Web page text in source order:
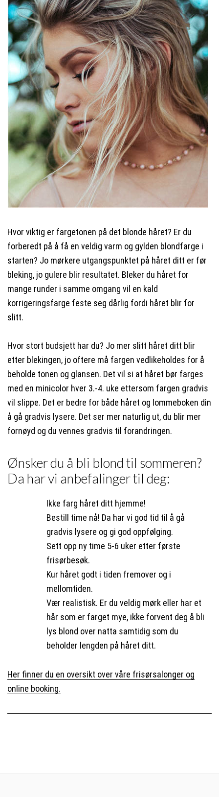
Hvor viktig er fargetonen på det blonde håret? Er du
forberedt på å få en veldig varm og gylden blondfarge i
starten? Jo mørkere utgangspunktet på håret ditt er før
bleking, jo gulere blir resultatet. Bleker du håret for
mange runder i samme omgang vil en kald
korrigeringsfarge feste seg dårlig fordi håret blir for
slitt.
Hvor stort budsjett har du? Jo mer slitt håret ditt blir
etter blekingen, jo oftere må fargen vedlikeholdes for å
beholde tonen og glansen. Det vil si at håret bør farges
med en minicolor hver 3.-4. uke ettersom fargen gradvis
vil slippe. Det er bedre for både håret og lommeboken din
å gå gradvis lysere. Det ser mer naturlig ut, du blir mer
fornøyd og du vennes gradvis til forandringen.
Ønsker du å bli blond til sommeren?
Da har vi anbefalinger til deg:
Ikke farg håret ditt hjemme!
Bestill time nå! Da har vi god tid til å gå
gradvis lysere og gi god oppfølging.
Sett opp ny time 5-6 uker etter første
frisørbesøk.
Kur håret godt i tiden fremover og i
mellomtiden.
Vær realistisk. Er du veldig mørk eller har et
hår som er farget mye, ikke forvent deg å bli
lys blond over natta samtidig som du
beholder lengden på håret ditt.
Her finner du en oversikt over våre frisørsalonger og
online booking.